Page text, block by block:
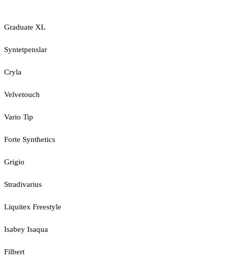
Graduate XL
Syntetpenslar
Cryla
Velvetouch
Vario Tip
Forte Synthetics
Grigio
Stradivarius
Liquitex Freestyle
Isabey Isaqua
Filbert